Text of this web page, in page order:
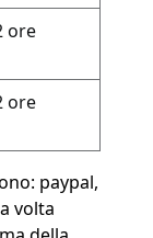
ore
ore
paypal,
volta